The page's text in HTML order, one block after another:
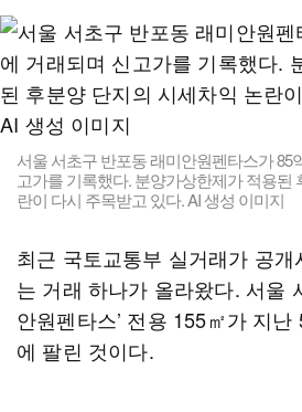
서울 서초구 반포동 래미안원펜타스가 85
고가를 기록했다. 분양가상한제가 적용된
란이 다시 주목받고 있다. AI 생성 이미지
최근 국토교통부 실거래가 공
는 거래 하나가 올라왔다. 서울
안원펜타스’ 전용 155㎡가 지
에 팔린 것이다.